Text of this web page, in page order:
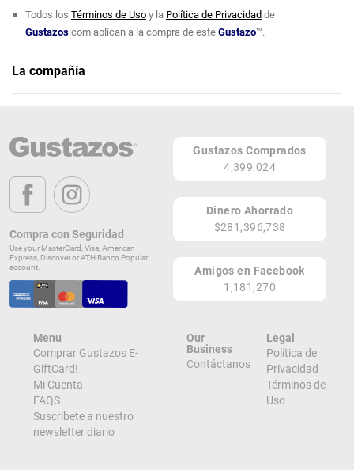
Todos los Términos de Usoy la Política de Privacidadde
Gustazos.com aplican a la compra de este Gustazo™.
La compañía
Página Web
2RR 15 Via 1 Villa Fontana
Carolina 00983
PR
Lugares de Redención
¡Ver todos en el Mapa!
Ave Monserrate, 2RR 468 Villa Fontana Via 1
¡Localizar en el Mapa!
Compra con Seguridad
Use your MasterCard, Visa, American
Express, Discover or ATH Banco Popular
account.
Gustazos Comprados
4,399,024
Dinero Ahorrado
$281,396,738
Amigos en Facebook
1,181,270
Menu
Comprar Gustazos E-
GiftCard!
Mi Cuenta
FAQS
Suscribete a nuestro
newsletter diario
Our
Business
Contáctanos
Legal
Política de
Privacidad
Términos de
Uso